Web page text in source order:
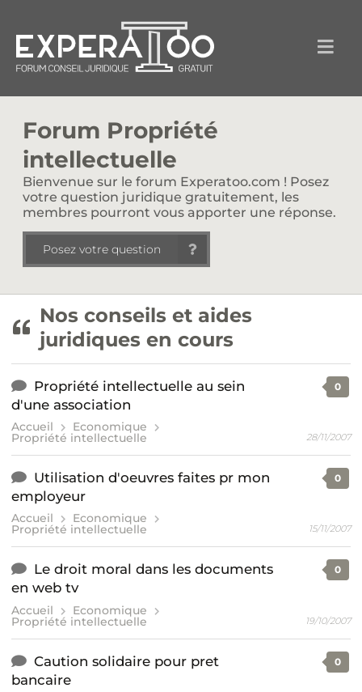
Forum Propriété
intellectuelle
Bienvenue sur le forum Experatoo.com ! Posez
votre question juridique gratuitement, les
membres pourront vous apporter une réponse.
Posez votre question
Nos conseils et aides
juridiques en cours
Propriété intellectuelle au sein
d'une association
Accueil Economique
Propriété intellectuelle
0
28/11/2007
Utilisation d'oeuvres faites pr mon
employeur
Accueil Economique
Propriété intellectuelle
0
15/11/2007
Le droit moral dans les documents
en web tv
Accueil Economique
Propriété intellectuelle
0
19/10/2007
Caution solidaire pour pret
bancaire
0